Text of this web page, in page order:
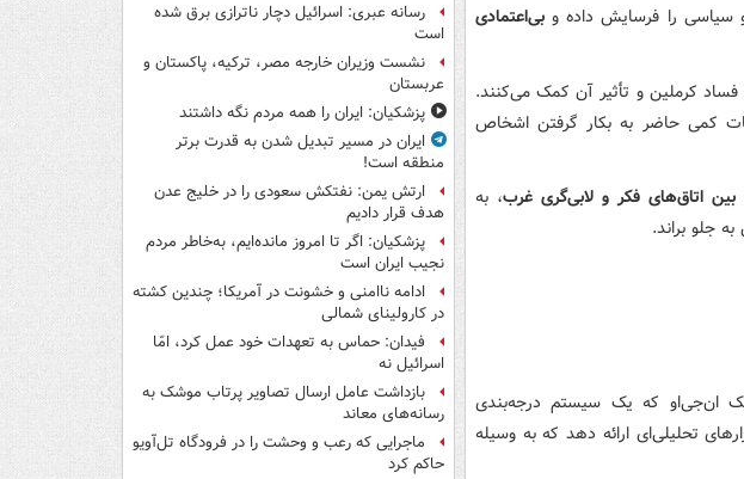
سیاسی را فرسایش داده و بی‌اعتمادی
کرملین و تأثیر آن کمک می‌کنند.
کمی حاضر به بکار گرفتن اشخاص
اتاق‌های فکر و لابی‌گری غرب، به
جلو براند.
ان‌جی‌او که یک سیستم درجه‌بندی
تحلیلی‌ای ارائه دهد که به وسیله
رسانه عبری: اسرائیل دچار ناترازی برق شده
است
نشست وزیران خارجه مصر، ترکیه، پاکستان و
عربستان
پزشکیان: ایران را همه مردم نگه داشتند
ایران در مسیر تبدیل شدن به قدرت برتر
منطقه است!
ارتش یمن: نفتکش سعودی را در خلیج عدن
هدف قرار دادیم
پزشکیان: اگر تا امروز مانده‌ایم، به‌خاطر مردم
نجیب ایران است
ادامه ناامنی و خشونت در آمریکا؛ چندین کشته
در کارولینای شمالی
فیدان: حماس به تعهدات خود عمل کرد، امّا
اسرائیل نه
بازداشت عامل ارسال تصاویر پرتاب موشک به
رسانه‌های معاند
ماجرایی که رعب و وحشت را در فرودگاه تل‌آویو
حاکم کرد